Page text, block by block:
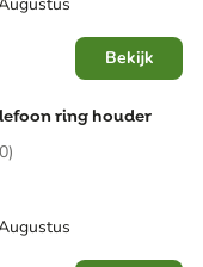
Bekijk
ring houder